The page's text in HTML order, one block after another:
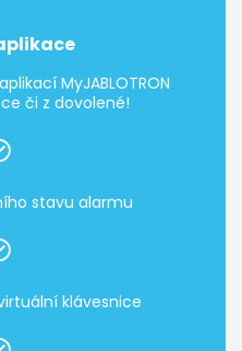
MyJABLOTRON
či z dovolené!
stavu alarmu
klávesnice